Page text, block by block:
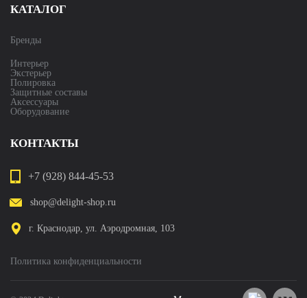
КАТАЛОГ
Бренды
Интерьер
Экстерьер
Полировка
Защитные составы
Аксессуары
Оборудование
КОНТАКТЫ
+7 (928) 844-45-53
shop@delight-shop.ru
г. Краснодар, ул. Аэродромная, 103
Политика конфиденциальности